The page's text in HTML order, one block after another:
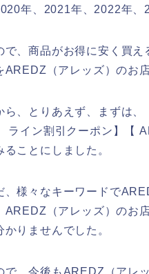
年、2021年、2022年、
で、商品がお得に安く買
AREDZ（アレッズ）のお
ら、とりあえず、まずは
ライン割引クーポン】【
ることにしました。
、様々なキーワードで
AREDZ（アレッズ）のお
かりませんでした。